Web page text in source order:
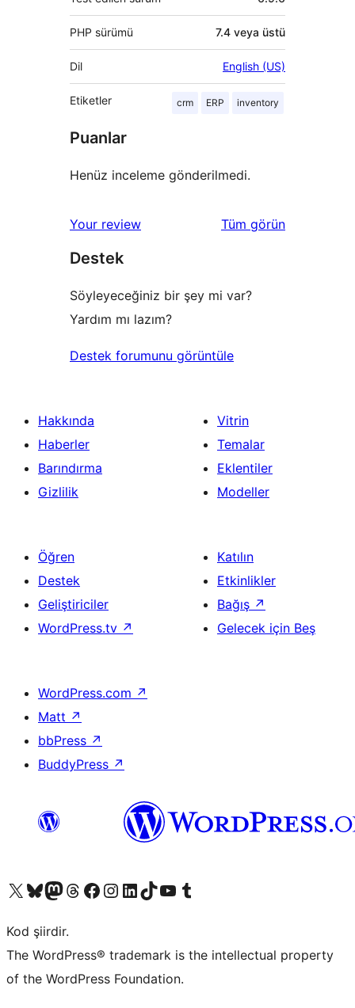
PHP sürümü 7.4 veya üstü
Dil English (US)
Etiketler crm ERP inventory
Puanlar
Henüz inceleme gönderilmedi.
Your review Tüm değerlendirmeleri
görün
Destek
Söyleyeceğiniz bir şey mi var?
Yardım mı lazım?
Destek forumunu görüntüle
Hakkında
Haberler
Barındırma
Gizlilik
Vitrin
Temalar
Eklentiler
Modeller
Öğren
Destek
Geliştiriciler
WordPress.tv ↗
Katılın
Etkinlikler
Bağış ↗
Gelecek için Beş
WordPress.com ↗
Matt ↗
bbPress ↗
BuddyPress ↗
X (eski Twitter) hesabımıza bakın
Bluesky hesabımızı ziyaret edinMastodon hesabımızı ziyaret edinThreads hesabımızı ziyaret edinFacebook sayfamızı ziyaret edinInstagram hesabımızı ziyaret edinLinkedIn hesabımızı ziyaret edinTikTok hesabımızı ziyaret edinYouTube kanalımızı ziyaret edinTumblr hesabımızı ziyaret edin
Kod şiirdir.
The WordPress® trademark is the intellectual property
of the WordPress Foundation.